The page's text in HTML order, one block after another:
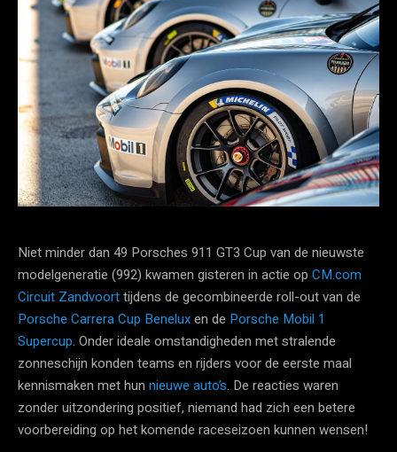
Niet minder dan 49 Porsches 911 GT3 Cup van de nieuwste
modelgeneratie (992) kwamen gisteren in actie op CM.com
Circuit Zandvoorttijdens de gecombineerde roll-out van de
Porsche Carrera Cup Beneluxen de Porsche Mobil 1
Supercup. Onder ideale omstandigheden met stralende
zonneschijn konden teams en rijders voor de eerste maal
kennismaken met hun nieuwe auto’s. De reacties waren
zonder uitzondering positief, niemand had zich een betere
voorbereiding op het komende raceseizoen kunnen wensen!